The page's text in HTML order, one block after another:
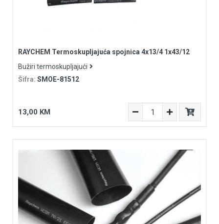
RAYCHEM Termoskupljajuća spojnica 4x13/4 1x43/12
Bužiri termoskupljajući
Šifra: SMOE-81512
13,00 KM